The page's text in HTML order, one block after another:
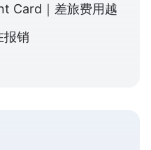
Card｜差旅费用越
报销